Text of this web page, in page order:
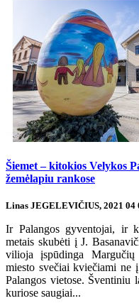
Šiemet – kitokios Velykos
žemėlapiu rankose
Linas JEGELEVIČIUS, 2021 04
Ir Palangos gyventojai, ir
metais skubėti į J.
vilioja įspūdinga
miesto svečiai kviečiami ne
Palangos vietose. Šventiniu
kuriose saugiai...